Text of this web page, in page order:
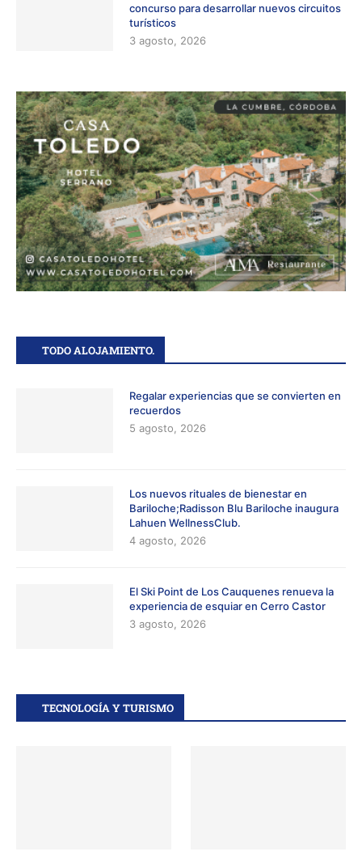
concurso para desarrollar nuevos circuitos
turísticos
3 agosto, 2026
TODO ALOJAMIENTO.
Regalar experiencias que se convierten en
recuerdos
5 agosto, 2026
Los nuevos rituales de bienestar en
Bariloche;Radisson Blu Bariloche inaugura
Lahuen WellnessClub.
4 agosto, 2026
El Ski Point de Los Cauquenes renueva la
experiencia de esquiar en Cerro Castor
3 agosto, 2026
TECNOLOGÍA Y TURISMO